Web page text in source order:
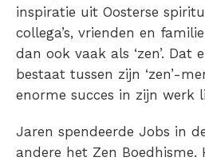
inspiratie uit Oosterse
collega’s, vrienden en
dan ook vaak als ‘zen’. Dat
bestaat tussen zijn ‘zen’-
enorme succes in zijn werk
Jaren spendeerde Jobs in
andere het Zen Boedhisme.